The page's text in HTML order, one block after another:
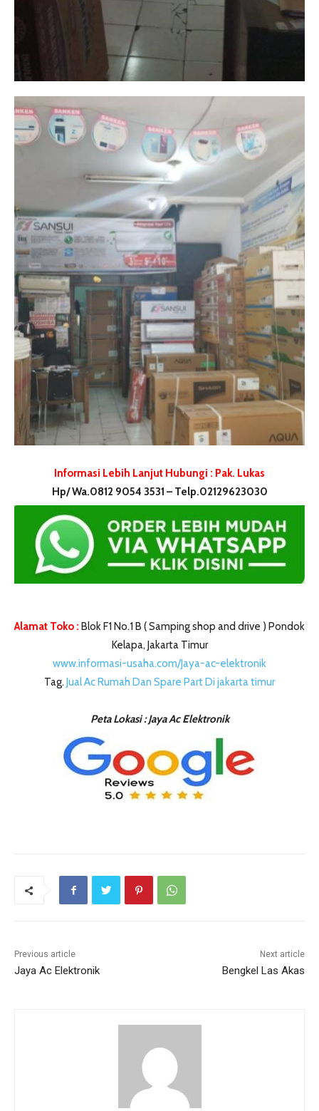
Informasi Lebih Lanjut Hubungi : Pak. Lukas
Hp/ Wa.0812 9054 3531 – Telp.02129623030
Alamat Toko : Blok F1 No.1 B ( Samping shop and drive ) Pondok
Kelapa, Jakarta Timur
www.informasi-usaha.com/Jaya-ac-elektronik
Tag. Jual Ac Rumah Dan Spare Part Di jakarta timur
Peta Lokasi : Jaya Ac Elektronik
Previous article
Jaya Ac Elektronik
Next article
Bengkel Las Akas